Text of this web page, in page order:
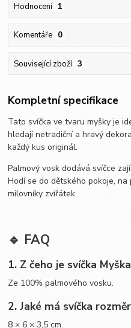
Hodnocení 1
Komentáře 0
Související zboží 3
Kompletní specifikace
Tato svíčka ve tvaru myšky je
hledají netradiční a hravý
každý kus originál.
Palmový vosk dodává svíčce
Hodí se do dětského pokoje,
milovníky zvířátek.
🔹 FAQ
1. Z čeho je svíčka
Ze 100% palmového vosku.
2. Jaké má svíčka
8 × 6 × 3,5 cm.